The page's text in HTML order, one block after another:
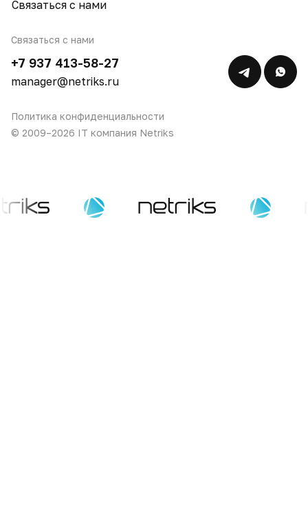
Связаться с нами
Связаться с нами
+7 937 413-58-27
manager@netriks.ru
Политика конфиденциальности
© 2009–2026 IT компания Netriks